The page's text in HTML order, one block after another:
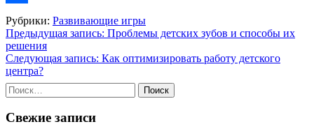
Отправить
Рубрики: Развивающие игры
Навигация
по
записям
Предыдущая запись: Проблемы детских зубов и способы их
решения
Следующая запись: Как оптимизировать работу детского
центра?
Найти:
Свежие записи